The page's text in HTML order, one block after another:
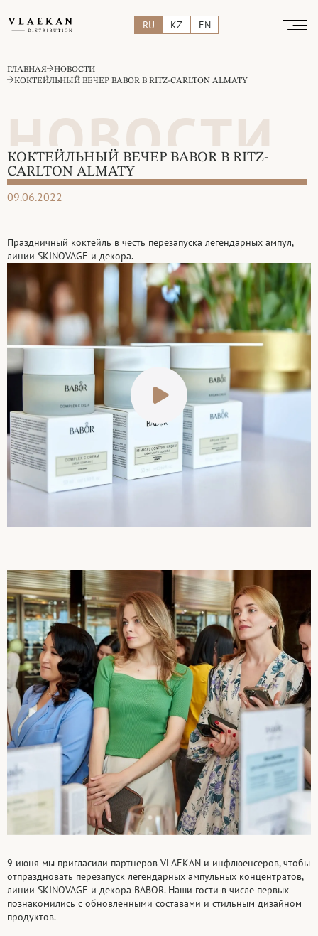
RU KZ EN
ГЛАВНАЯ
НОВОСТИ
КОКТЕЙЛЬНЫЙ ВЕЧЕР BABOR В RITZ-CARLTON ALMATY
НОВОСТИ
КОКТЕЙЛЬНЫЙ ВЕЧЕР BABOR В RITZ-
CARLTON ALMATY
09.06.2022
Праздничный коктейль в честь перезапуска легендарных ампул,
линии SKINOVAGE и декора.
9 июня мы пригласили партнеров VLAEKAN и инфлюенсеров, чтобы
отпраздновать перезапуск легендарных ампульных концентратов,
линии SKINOVAGE и декора BABOR. Наши гости в числе первых
познакомились с обновленными составами и стильным дизайном
продуктов.